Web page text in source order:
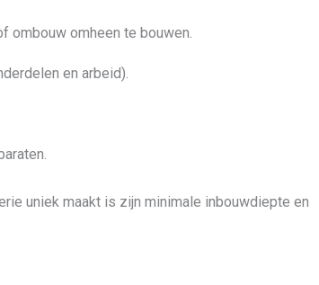
ombouw omheen te bouwen.
en arbeid).
uniek maakt is zijn minimale inbouwdiepte en